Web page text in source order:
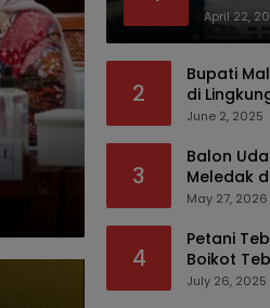
April 22,
2
Bupati
di
150 Ribu
June 2, 2025
3
Balon
Meledak
Tewas
May 27, 2026
4
Petani
Boikot
yang Layak
July 26, 2025